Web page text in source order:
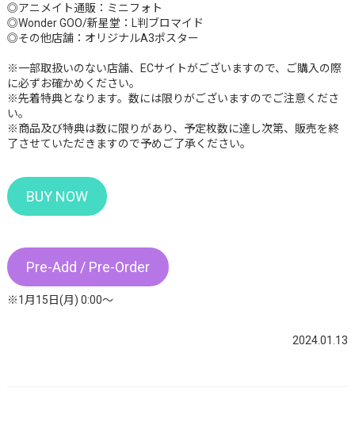
◎アニメイト通販：ミニフォト
◎Wonder GOO/新星堂：L判ブロマイド
◎その他店舗：オリジナルA3ポスター
※一部取扱いのない店舗、ECサイトがございますので、ご購入の際
に必ずお確かめください。
※先着特典となります。数には限りがございますのでご注意くださ
い。
※商品及び特典は数に限りがあり、予定枚数に達し次第、販売を終
了させていただきますので予めご了承ください。
BUY NOW
Pre-Add / Pre-Order
※1月15日(月) 0:00〜
2024.01.13